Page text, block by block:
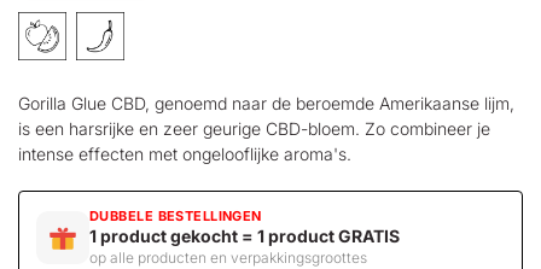
Gorilla Glue CBD, genoemd naar de beroemde Amerikaanse lijm,
is een harsrijke en zeer geurige CBD-bloem. Zo combineer je
intense effecten met ongelooflijke aroma's.
DUBBELE BESTELLINGEN
1 product gekocht = 1 product GRATIS
op alle producten en verpakkingsgroottes